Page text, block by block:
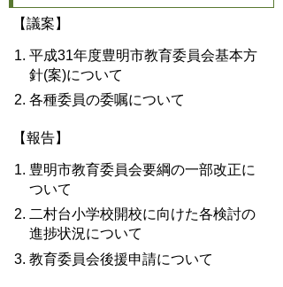
【議案】
平成31年度豊明市教育委員会基本方
針(案)について
各種委員の委嘱について
【報告】
豊明市教育委員会要綱の一部改正に
ついて
二村台小学校開校に向けた各検討の
進捗状況について
教育委員会後援申請について